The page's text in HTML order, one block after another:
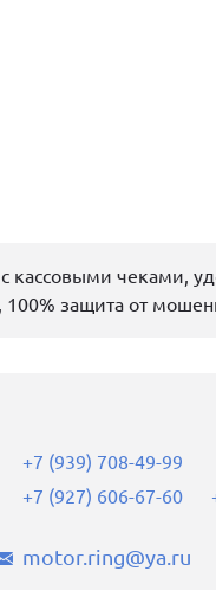
с кассовыми чеками,
100% защита от
+7 (939) 708-49-99
+7 (927) 606-67-60
motor.ring@ya.ru